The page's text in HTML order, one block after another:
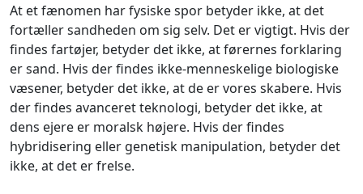
At et fænomen har fysiske spor betyder ikke, at det
fortæller sandheden om sig selv. Det er vigtigt. Hvis der
findes fartøjer, betyder det ikke, at førernes forklaring
er sand. Hvis der findes ikke-menneskelige biologiske
væsener, betyder det ikke, at de er vores skabere. Hvis
der findes avanceret teknologi, betyder det ikke, at
dens ejere er moralsk højere. Hvis der findes
hybridisering eller genetisk manipulation, betyder det
ikke, at det er frelse.